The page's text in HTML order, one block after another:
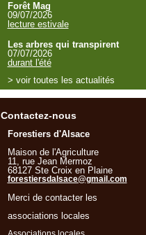
Forêt Mag
09/07/2026
lecture estivale
Les arbres qui transpirent
07/07/2026
durant l'été
> voir toutes les actualités
Contactez-nous
Forestiers d'Alsace
Maison de l'Agriculture
11, rue Jean Mermoz
68127 Ste Croix en Plaine
forestiersdalsace@gmail.com
Merci de contacter les
associations locales